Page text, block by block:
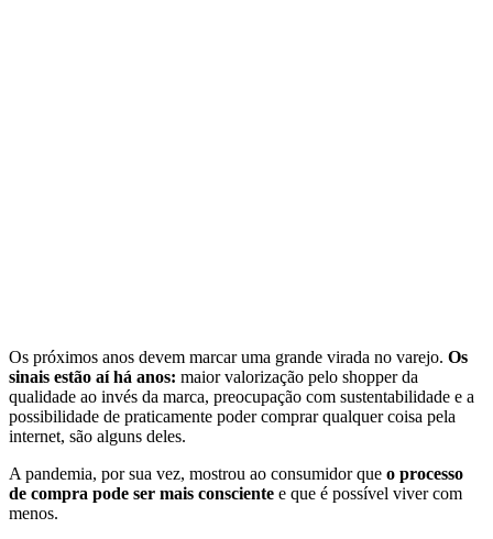
Os próximos anos devem marcar uma grande virada no varejo. Os
sinais estão aí há anos: maior valorização pelo shopper da
qualidade ao invés da marca, preocupação com sustentabilidade e a
possibilidade de praticamente poder comprar qualquer coisa pela
internet, são alguns deles.
A pandemia, por sua vez, mostrou ao consumidor que o processo
de compra pode ser mais consciente e que é possível viver com
menos.